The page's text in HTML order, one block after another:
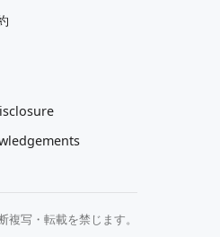
写・転載を禁じます。